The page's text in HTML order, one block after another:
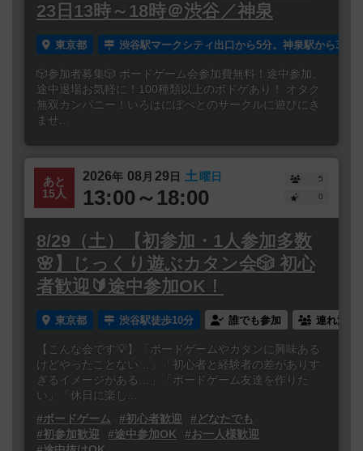
23日13時～18時＠渋谷／神泉
東京都 渋谷駅マークシティ出口から5分。神泉駅から3分。
🎲参加者募集🎲 ボードゲーム会参加費無料！途中参加、
途中退場お気軽に！100種類以上のボドゲあり！ オタク
無双カンパニー！いろはにぽぺとのサークルに遊びにき
ませ...
あと
15人
2026年 08 月 29日 土曜日
13:00～18:00
5
0
8/29（土）【初参加・1人参加多数
🌸】じっくり遊ぶカタン会🎲 初心
者歓迎🔰途中参加OK！
東京都 渋谷駅徒歩10分 誰でも参加 連れ添い
【こんな会です💡】「ボードゲームやカタンに興味ある
けどやったことない…」「初心者と経験者の差がありす
ぎるイメージがある…」「ボードゲーム友達を作りた
い」「休日に楽し...
#ボードゲーム
#初心者歓迎
#どなたでも
#初参加歓迎
#途中参加OK
#お一人様歓迎